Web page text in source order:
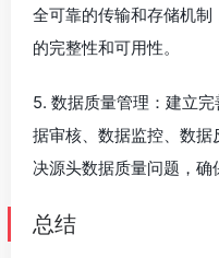
全可靠的传输和存储机
的完整性和可用性。
5. 数据质量管理：建立
据审核、数据监控、数
决源头数据质量问题，确
总结